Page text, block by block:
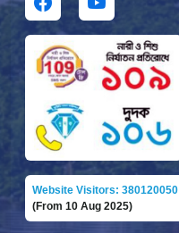
Website Visitors: 380120050
(From 10 Aug 2025)